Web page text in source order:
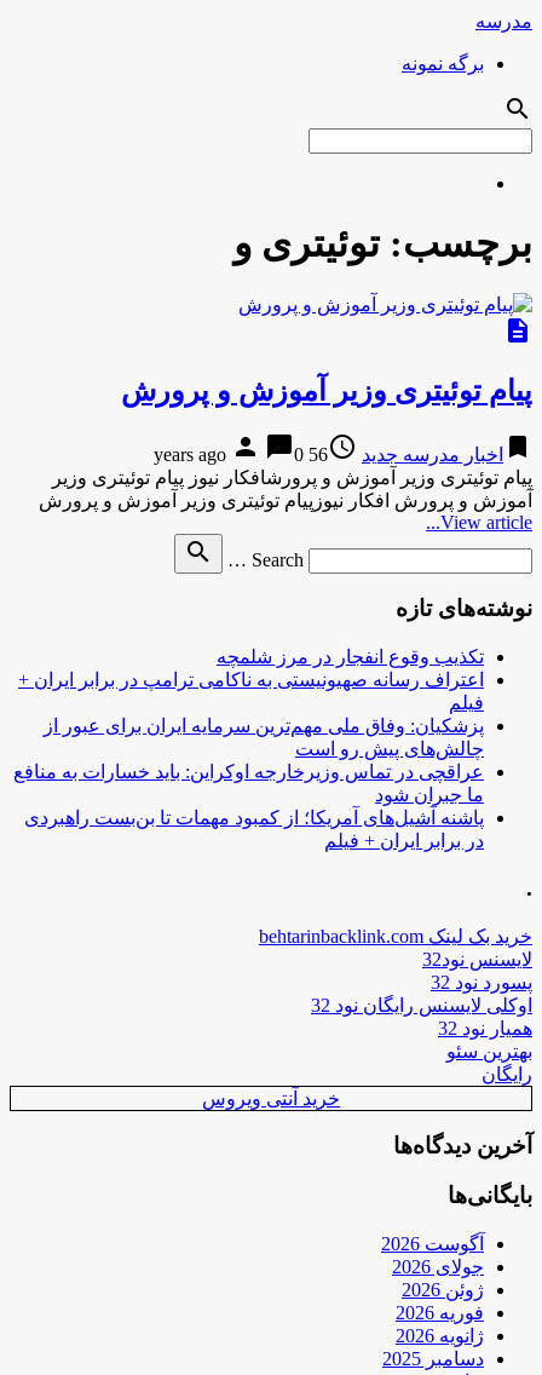
مدرسه
برگه نمونه
search
برچسب:توئیتری و
description
پیام توئیتری وزیر آموزش و پرورش
bookmark اخبار مدرسه جدید access_time
56 years ago
person chat_bubble0
پیام توئیتری وزیر آموزش و پرورشافکار نیوز پیام توئیتری وزیر
آموزش و پرورش افکار نیوزپیام توئیتری وزیر آموزش و پرورش
View article...
Search …
search
نوشته‌های تازه
تکذیب وقوع انفجار در مرز شلمچه
اعتراف رسانه صهیونیستی به ناکامی ترامپ در برابر ایران +
فیلم
پزشکیان: وفاق ملی مهم‌ترین سرمایه ایران برای عبور از
چالش‌های پیش رو است
عراقچی در تماس وزیرخارجه اوکراین: باید خسارات به منافع
ما جبران شود
پاشنه آشیل‌های آمریکا؛ از کمبود مهمات تا بن‌بست راهبردی
در برابر ایران + فیلم
.
خرید بک لینک behtarinbacklink.com
لایسنس نود32
پسورد نود 32
اوکلی لایسنس رایگان نود 32
همیار نود 32
بهترین سئو
رایگان
خرید آنتی ویروس
آخرین دیدگاه‌ها
بایگانی‌ها
آگوست 2026
جولای 2026
ژوئن 2026
فوریه 2026
ژانویه 2026
دسامبر 2025